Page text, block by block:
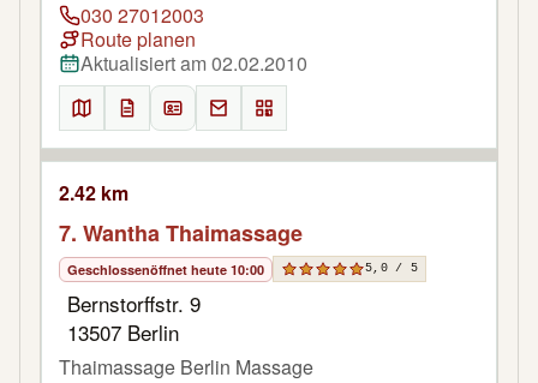
030 27012003
Route planen
Aktualisiert am 02.02.2010
2.42 km
7. Wantha Thaimassage
Geschlossenöffnet heute 10:00 5,0 / 5
Bernstorffstr. 9
13507 Berlin
Thaimassage Berlin Massage